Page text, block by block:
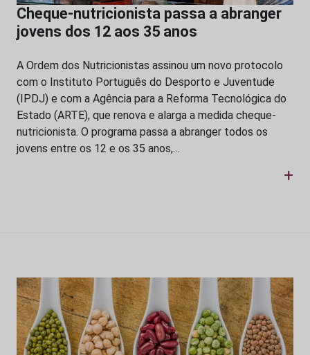
Cheque-nutricionista passa a abranger
jovens dos 12 aos 35 anos
A Ordem dos Nutricionistas assinou um novo protocolo
com o Instituto Português do Desporto e Juventude
(IPDJ) e com a Agência para a Reforma Tecnológica do
Estado (ARTE), que renova e alarga a medida cheque-
nutricionista. O programa passa a abranger todos os
jovens entre os 12 e os 35 anos,…
+